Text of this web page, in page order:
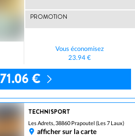
PROMOTION
Vous économisez
23.94 €
71.06 €
TECHNISPORT
Les Adrets, 38860 Prapoutel (Les 7 Laux)
afficher sur la carte